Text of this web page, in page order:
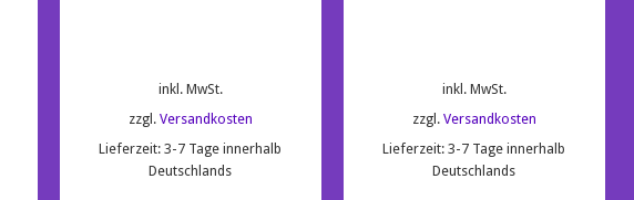
inkl. MwSt.
zzgl. Versandkosten
Lieferzeit:3-7 Tage innerhalb
Deutschlands
inkl. MwSt.
zzgl. Versandkosten
Lieferzeit:3-7 Tage innerhalb
Deutschlands